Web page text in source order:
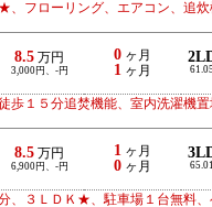
フローリング、エアコン、追炊
8.5 万円
3,000円、-円
0 ヶ月
1 ヶ月
１５分追焚機能、室内洗濯機置
8.5 万円
6,900円、-円
1 ヶ月
0 ヶ月
３ＬＤＫ★、駐車場１台無料、